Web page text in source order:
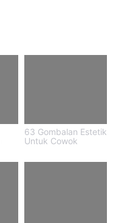
63 Gombalan Estetik
Untuk Cowok